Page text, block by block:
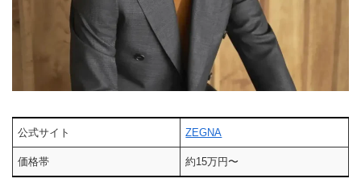
公式サイト ZEGNA
価格帯 約15万円〜